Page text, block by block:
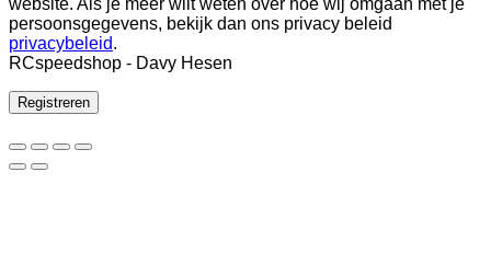
persoonsgegevens, bekijk dan ons privacy beleid
privacybeleid.
RCspeedshop - Davy Hesen
Registreren